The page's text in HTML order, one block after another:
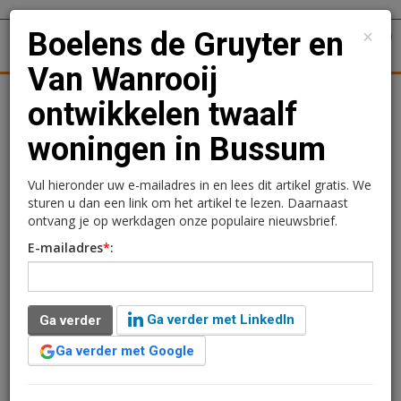
Woningmarkt Kantoren Retail
Boelens de Gruyter en
Van Wanrooij ontwikkelen
twaalf woningen in
Bussum
Redactie
20 juni 2024 om 09:00
2 minuten leestijd
Ontwikkelaars Boelens de Gruyter en Van Wanrooij
×
Boelens de Gruyter en
Van Wanrooij
ontwikkelen twaalf
woningen in Bussum
Vul hieronder uw e-mailadres in en lees dit artikel gratis. We
sturen u dan een link om het artikel te lezen. Daarnaast
ontvang je op werkdagen onze populaire nieuwsbrief.
E-mailadres*:
Ga verder
Ga verder met LinkedIn
Ga verder met Google